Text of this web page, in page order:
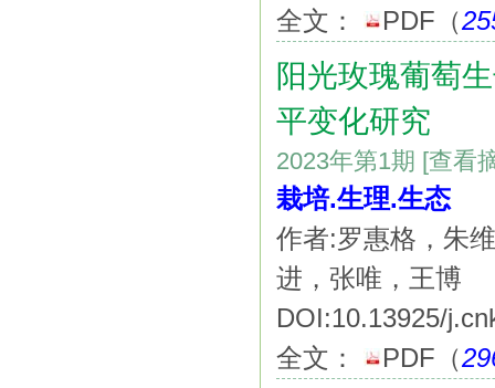
全文：
PDF （
阳光玫瑰葡萄
平变化研究
2023年第1期 [查看
栽培.生理.生态
作者:罗惠格，朱
进，张唯，王博
DOI:10.13925/
全文：
PDF （